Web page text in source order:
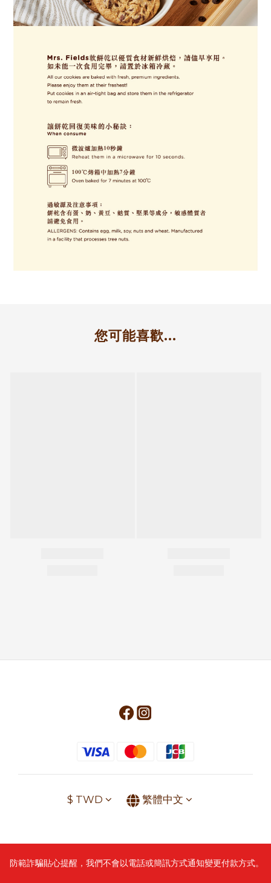
您可能喜歡...
$ TWD 繁體中文
防範詐騙貼心提醒，我們不會以電話或簡訊方式通知變更付款方式。